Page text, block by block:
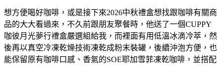
想方便喝好咖啡，或是接下來2026中秋禮盒想找跟咖啡有關商
品的大大看過來，不久前跟朋友聚餐時，他送了一個CUPPY
咖彼月光夢行禮盒嚴選組給我，而裡面有用低溫冰滴冷萃，然
後再以真空冷凍乾燥技術凍乾成粉末裝罐，後續沖泡方便，也
能保留原有咖啡口感、香氣的SOE耶加雪菲凍乾咖啡，並搭配